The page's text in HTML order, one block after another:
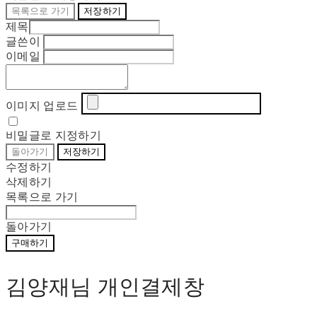
목록으로 가기 저장하기
제목
글쓴이
이메일
이미지 업로드
비밀글로 지정하기
돌아가기 저장하기
수정하기
삭제하기
목록으로 가기
돌아가기
구매하기
김양재님 개인결제창